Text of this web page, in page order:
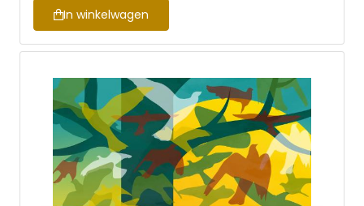
Herder te verdiepen! Philip Keller woonde jarenlang
tussen de eenvoudige herders in Oost-Afrika en
hun gewoonten zijn nauw verwant aan die van het
Midden-Oosten. Psalm 23 werd voor Keller realiteit.
In winkelwagen